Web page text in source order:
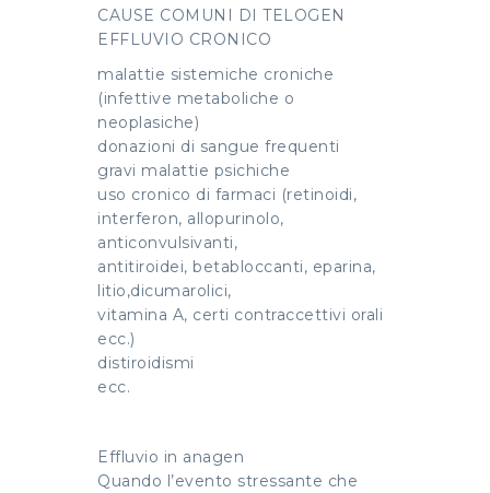
CAUSE COMUNI DI TELOGEN
EFFLUVIO CRONICO
malattie sistemiche croniche
(infettive metaboliche o
neoplasiche)
donazioni di sangue frequenti
gravi malattie psichiche
uso cronico di farmaci (retinoidi,
interferon, allopurinolo,
anticonvulsivanti,
antitiroidei, betabloccanti, eparina,
litio,dicumarolici,
vitamina A, certi contraccettivi orali
ecc.)
distiroidismi
ecc.
Effluvio in anagen
Quando l’evento stressante che